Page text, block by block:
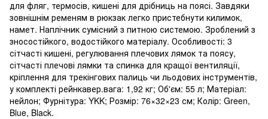
для фляг, термосів, кишені для дрібниць на поясі. Завдяки
зовнішнім ременям в рюкзак легко пристебнути килимок,
намет. Наплічник сумісний з питною системою. Зроблений з
зносостійкого, водостійкого матеріалу. Особливості: 3
сітчасті кишені, регулювання плечових лямок та поясу,
сітчасті плечові лямки та спинка для кращої вентиляції,
кріплення для трекінгових палиць чи льодових інструментів,
у комплекті рейнкавер.вага: 1,92 кг; Об'єм: 55 л; Матеріал:
нейлон; Фурнітура: YKK; Розмір: 76×32×23 см; Колір: Green,
Blue, Black.